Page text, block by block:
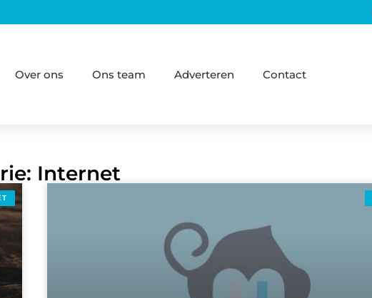
Over ons Ons team Adverteren Contact
Internet